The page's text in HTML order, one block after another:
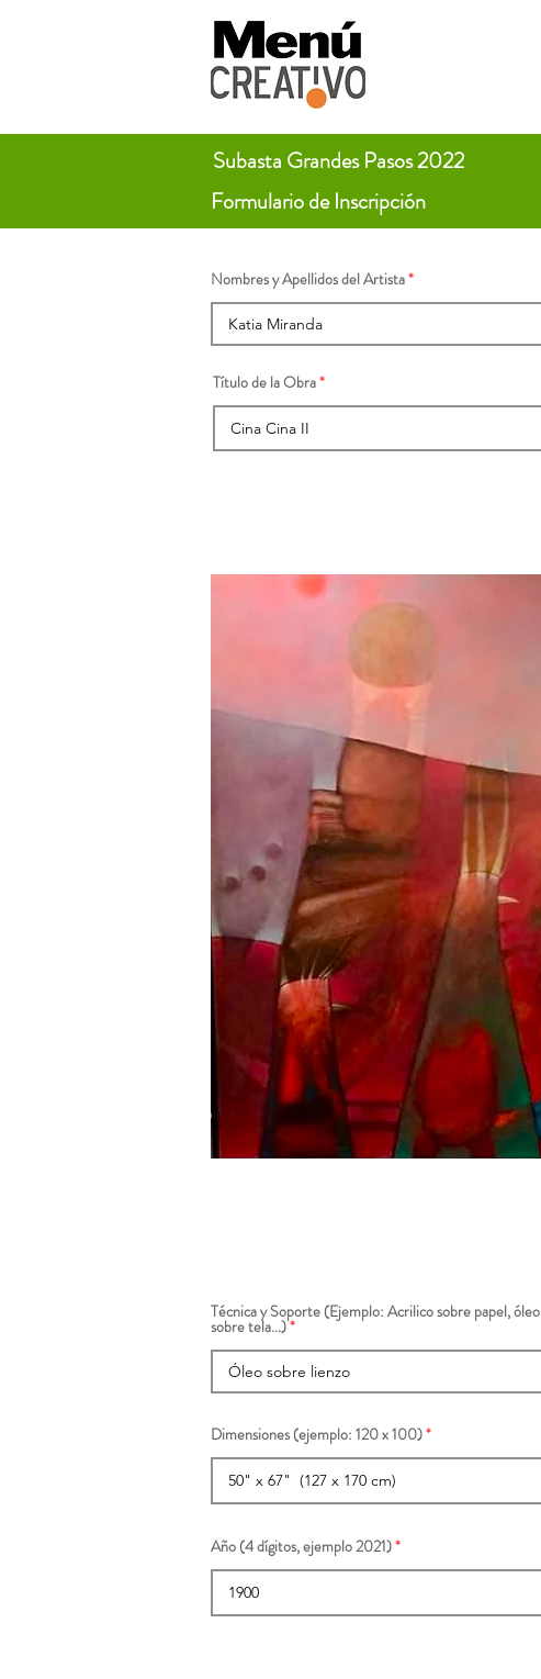
Subasta Grandes Pasos 2022
Formulario de Inscripción
Nombres y Apellidos del Artista
Título de la Obra
Técnica y Soporte (Ejemplo: Acrilico sobre papel, óleo
sobre tela...)
Dimensiones (ejemplo: 120 x 100)
Año (4 dígitos, ejemplo 2021)